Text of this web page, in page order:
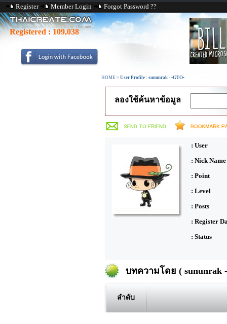
Register Member Login Forgot Password ??
Registered : 109,038
HOME > User Profile : sununrak - •GTO•
ลองใช้ค้นหาข้อมูล
: User
: Nick Name
: Point
: Level
: Posts
: Register
: Status
บทความโดย ( sununrak -
ลำดับ